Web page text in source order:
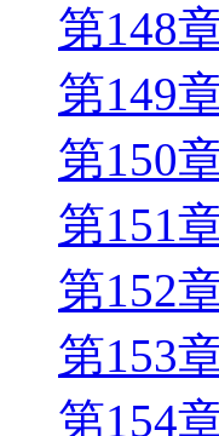
第148
第149
第150
第151
第152
第153
第154